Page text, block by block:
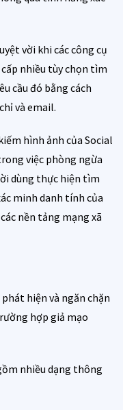
vời khi các công cụ
nhiều tùy chọn tìm
cầu đó bằng cách
và email.
hình ảnh của Social
việc phòng ngừa
dùng thực hiện tìm
minh danh tính của
nền tảng mạng xã
hiện và ngăn chặn
hợp giả mạo
nhiều dạng thông